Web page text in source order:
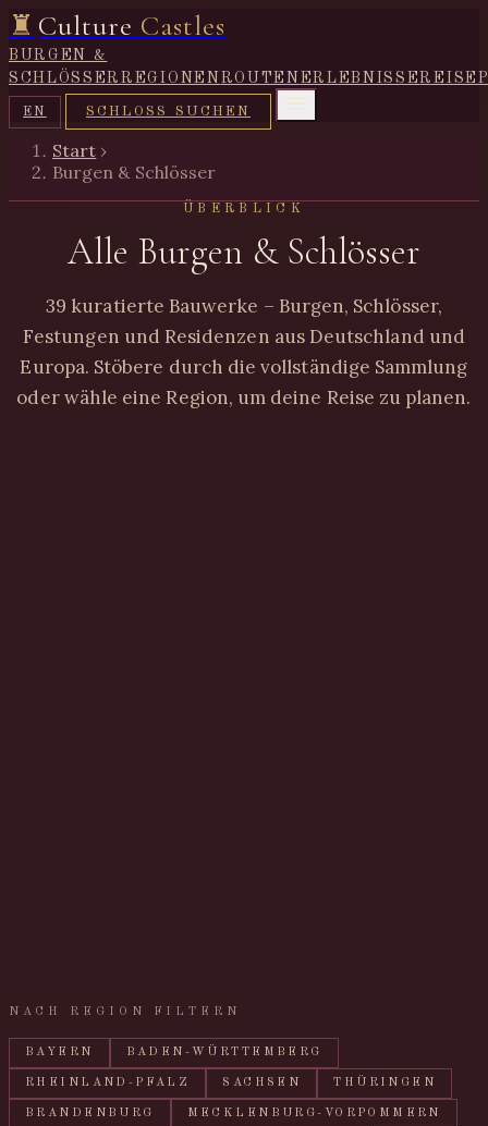
♜ Culture Castles
BURGEN &
SCHLÖSSERREGIONEN ROUTEN ERLEBNISSE
EN SCHLOSS SUCHEN
Start ›
Burgen & Schlösser
ÜBERBLICK
Alle Burgen & Schlösser
39 kuratierte Bauwerke – Burgen, Schlösser,
Festungen und Residenzen aus Deutschland und
Europa. Stöbere durch die vollständige Sammlung
oder wähle eine Region, um deine Reise zu planen.
NACH REGION FILTERN
BAYERN BADEN-WÜRTTEMBERG
RHEINLAND-PFALZ SACHSEN THÜRINGEN
BRANDENBURG MECKLENBURG-VORPOMMERN